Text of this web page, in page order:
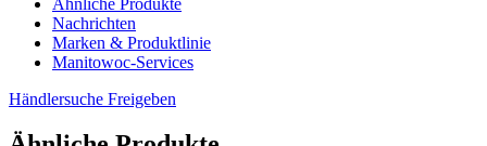
Nachrichten
Marken & Produktlinie
Manitowoc-Services
Händlersuche Freigeben